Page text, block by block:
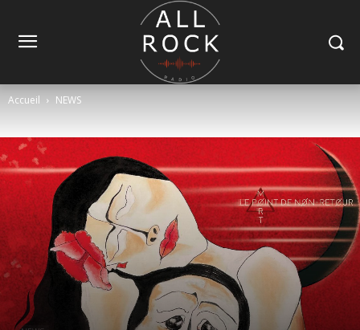
Accueil NEWS